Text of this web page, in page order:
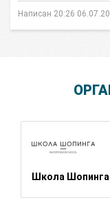
Написан 20:26
Школа